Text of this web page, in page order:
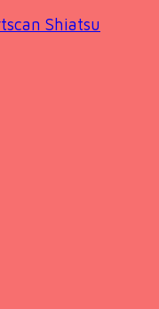
Shiatsu